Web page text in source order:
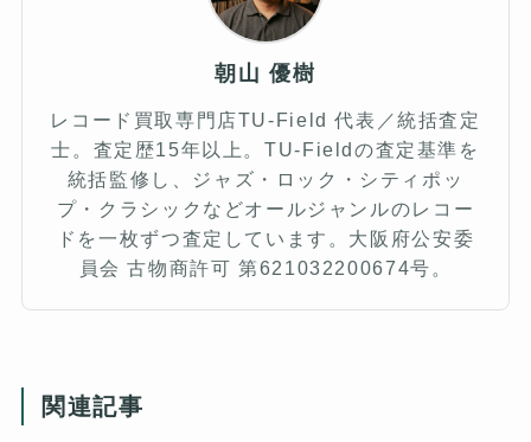
朝山 優樹
レコード買取専門店TU-Field 代表／統括査定
士。査定歴15年以上。TU-Fieldの査定基準を
統括監修し、ジャズ・ロック・シティポッ
プ・クラシックなどオールジャンルのレコー
ドを一枚ずつ査定しています。大阪府公安委
員会 古物商許可 第621032200674号。
関連記事